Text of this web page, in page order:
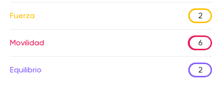
Fuerza 2
Movilidad 6
Equilibrio 2